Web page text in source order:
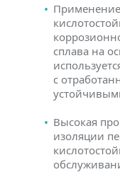
сплава на
с
Высокая
изоляции